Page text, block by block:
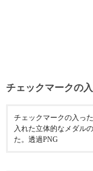
チェックマークの
チェックマークの入っ
入れた立体的なメダル
た。透過PNG